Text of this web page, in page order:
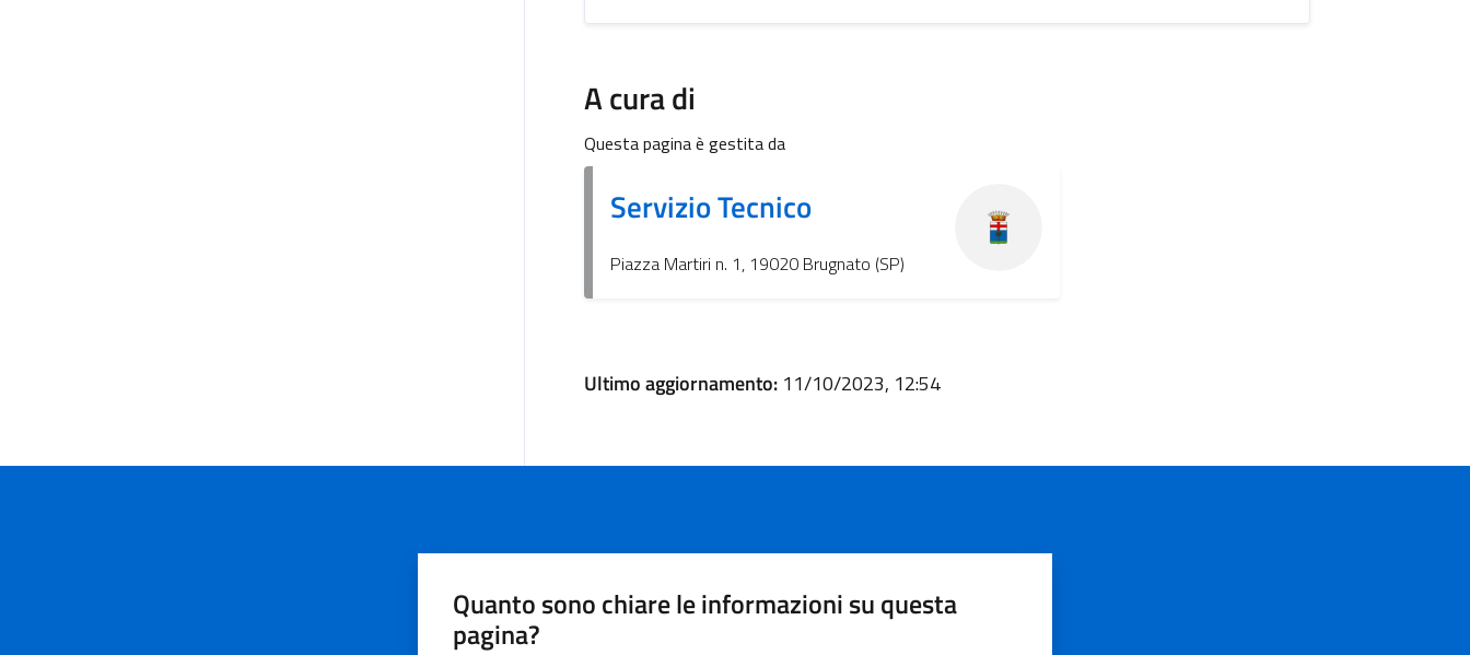
A cura di
Questa pagina è gestita da
Servizio Tecnico
Piazza Martiri n. 1, 19020 Brugnato (SP)
Ultimo aggiornamento: 11/10/2023, 12:54
Quanto sono chiare le informazioni su questa
pagina?